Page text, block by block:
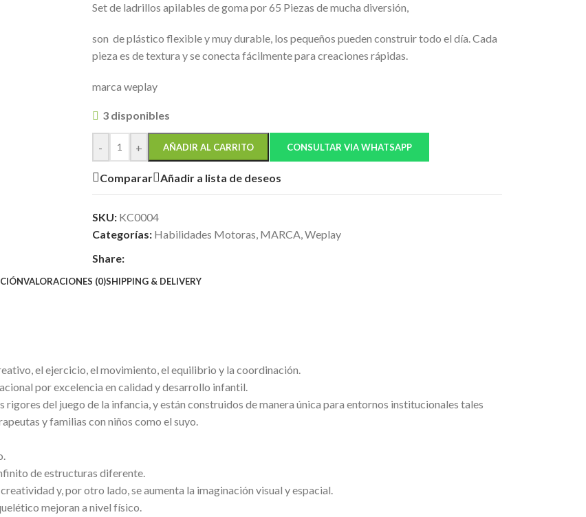
Set de ladrillos apilables de goma por 65 Piezas de mucha diversión,
son de plástico flexible y muy durable, los pequeños pueden construir todo el día. Cada
pieza es de textura y se conecta fácilmente para creaciones rápidas.
marca weplay
3 disponibles
- + AÑADIR AL CARRITO CONSULTAR VIA WHATSAPP
Comparar Añadir a lista de deseos
SKU: KC0004
Categorías: Habilidades Motoras, MARCA,Weplay
Share:
VALORACIONES (0)SHIPPING & DELIVERY
el ejercicio, el movimiento, el equilibrio y la coordinación.
por excelencia en calidad y desarrollo infantil.
del juego de la infancia, y están construidos de manera única para entornos institucionales tales
y familias con niños como el suyo.
de estructuras diferente.
y, por otro lado, se aumenta la imaginación visual y espacial.
mejoran a nivel físico.